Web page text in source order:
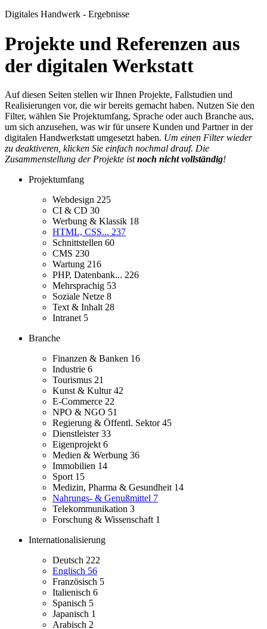
Digitales Handwerk - Ergebnisse
Projekte und Referenzen aus
der digitalen Werkstatt
Auf diesen Seiten stellen wir Ihnen Projekte, Fallstudien und
Realisierungen vor, die wir bereits gemacht haben. Nutzen Sie den
Filter, wählen Sie Projektumfang, Sprache oder auch Branche aus,
um sich anzusehen, was wir für unsere Kunden und Partner in der
digitalen Handwerkstatt umgesetzt haben. Um einen Filter wieder
zu deaktiveren, klicken Sie einfach nochmal drauf. Die
Zusammenstellung der Projekte istnoch nicht vollständig!
Projektumfang
Webdesign 225
CI & CD 30
Werbung & Klassik 18
HTML, CSS... 237
Schnittstellen 60
CMS 230
Wartung 216
PHP, Datenbank... 226
Mehrsprachig 53
Soziale Netze 8
Text & Inhalt 28
Intranet 5
Branche
Finanzen & Banken 16
Industrie 6
Tourismus 21
Kunst & Kultur42
E-Commerce 22
NPO & NGO 51
Regierung & Öffentl. Sektor45
Dienstleister33
Eigenprojekt 6
Medien & Werbung 36
Immobilien 14
Sport 15
Medizin, Pharma & Gesundheit 14
Nahrungs- & Genußmittel 7
Telekommunikation 3
Forschung & Wissenschaft 1
Internationalisierung
Deutsch 222
Englisch 56
Französisch 5
Italienisch 6
Spanisch 5
Japanisch 1
Arabisch 2